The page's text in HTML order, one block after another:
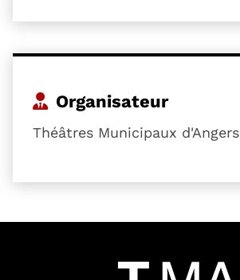
Organisateur
Théâtres Municipaux d'Angers